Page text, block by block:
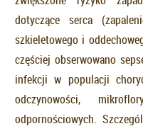
dotyczące serca
szkieletowego i
częściej obserwowano
infekcji w populacji
odczynowości,
odpornościowych.